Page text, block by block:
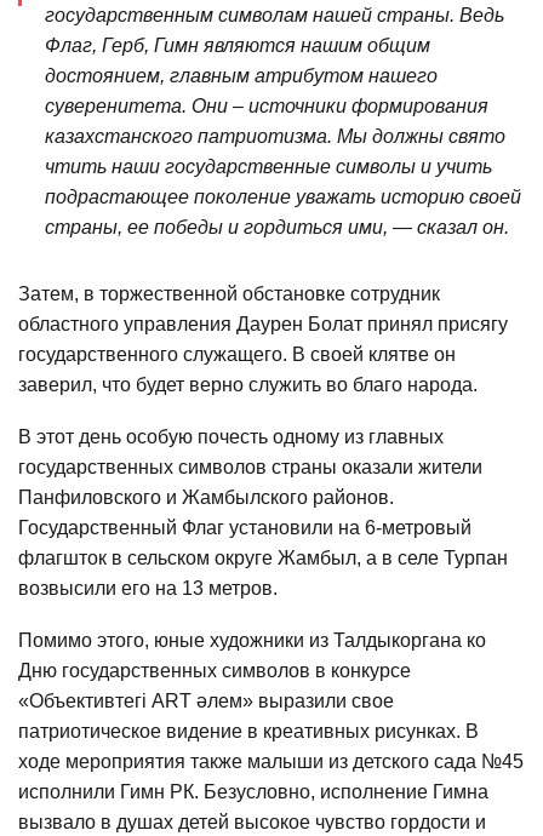
государственным символам нашей страны. Ведь
Флаг, Герб, Гимн являются нашим общим
достоянием, главным атрибутом нашего
суверенитета. Они – источники формирования
казахстанского патриотизма. Мы должны свято
чтить наши государственные символы и учить
подрастающее поколение уважать историю своей
страны, ее победы и гордиться ими, — сказал он.
Затем, в торжественной обстановке сотрудник
областного управления Даурен Болат принял присягу
государственного служащего. В своей клятве он
заверил, что будет верно служить во благо народа.
В этот день особую почесть одному из главных
государственных символов страны оказали жители
Панфиловского и Жамбылского районов.
Государственный Флаг установили на 6-метровый
флагшток в сельском округе Жамбыл, а в селе Турпан
возвысили его на 13 метров.
Помимо этого, юные художники из Талдыкоргана ко
Дню государственных символов в конкурсе
«Объективтегі ART әлем» выразили свое
патриотическое видение в креативных рисунках. В
ходе мероприятия также малыши из детского сада №45
исполнили Гимн РК. Безусловно, исполнение Гимна
вызвало в душах детей высокое чувство гордости и